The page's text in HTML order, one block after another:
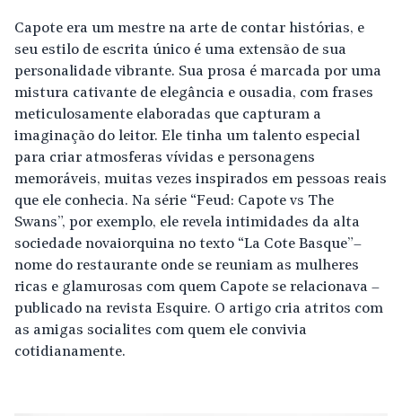
Capote era um mestre na arte de contar histórias, e
seu estilo de escrita único é uma extensão de sua
personalidade vibrante. Sua prosa é marcada por uma
mistura cativante de elegância e ousadia, com frases
meticulosamente elaboradas que capturam a
imaginação do leitor. Ele tinha um talento especial
para criar atmosferas vívidas e personagens
memoráveis, muitas vezes inspirados em pessoas reais
que ele conhecia. Na série “Feud: Capote vs The
Swans”, por exemplo, ele revela intimidades da alta
sociedade novaiorquina no texto “La Cote Basque”–
nome do restaurante onde se reuniam as mulheres
ricas e glamurosas com quem Capote se relacionava –
publicado na revista Esquire. O artigo cria atritos com
as amigas socialites com quem ele convivia
cotidianamente.